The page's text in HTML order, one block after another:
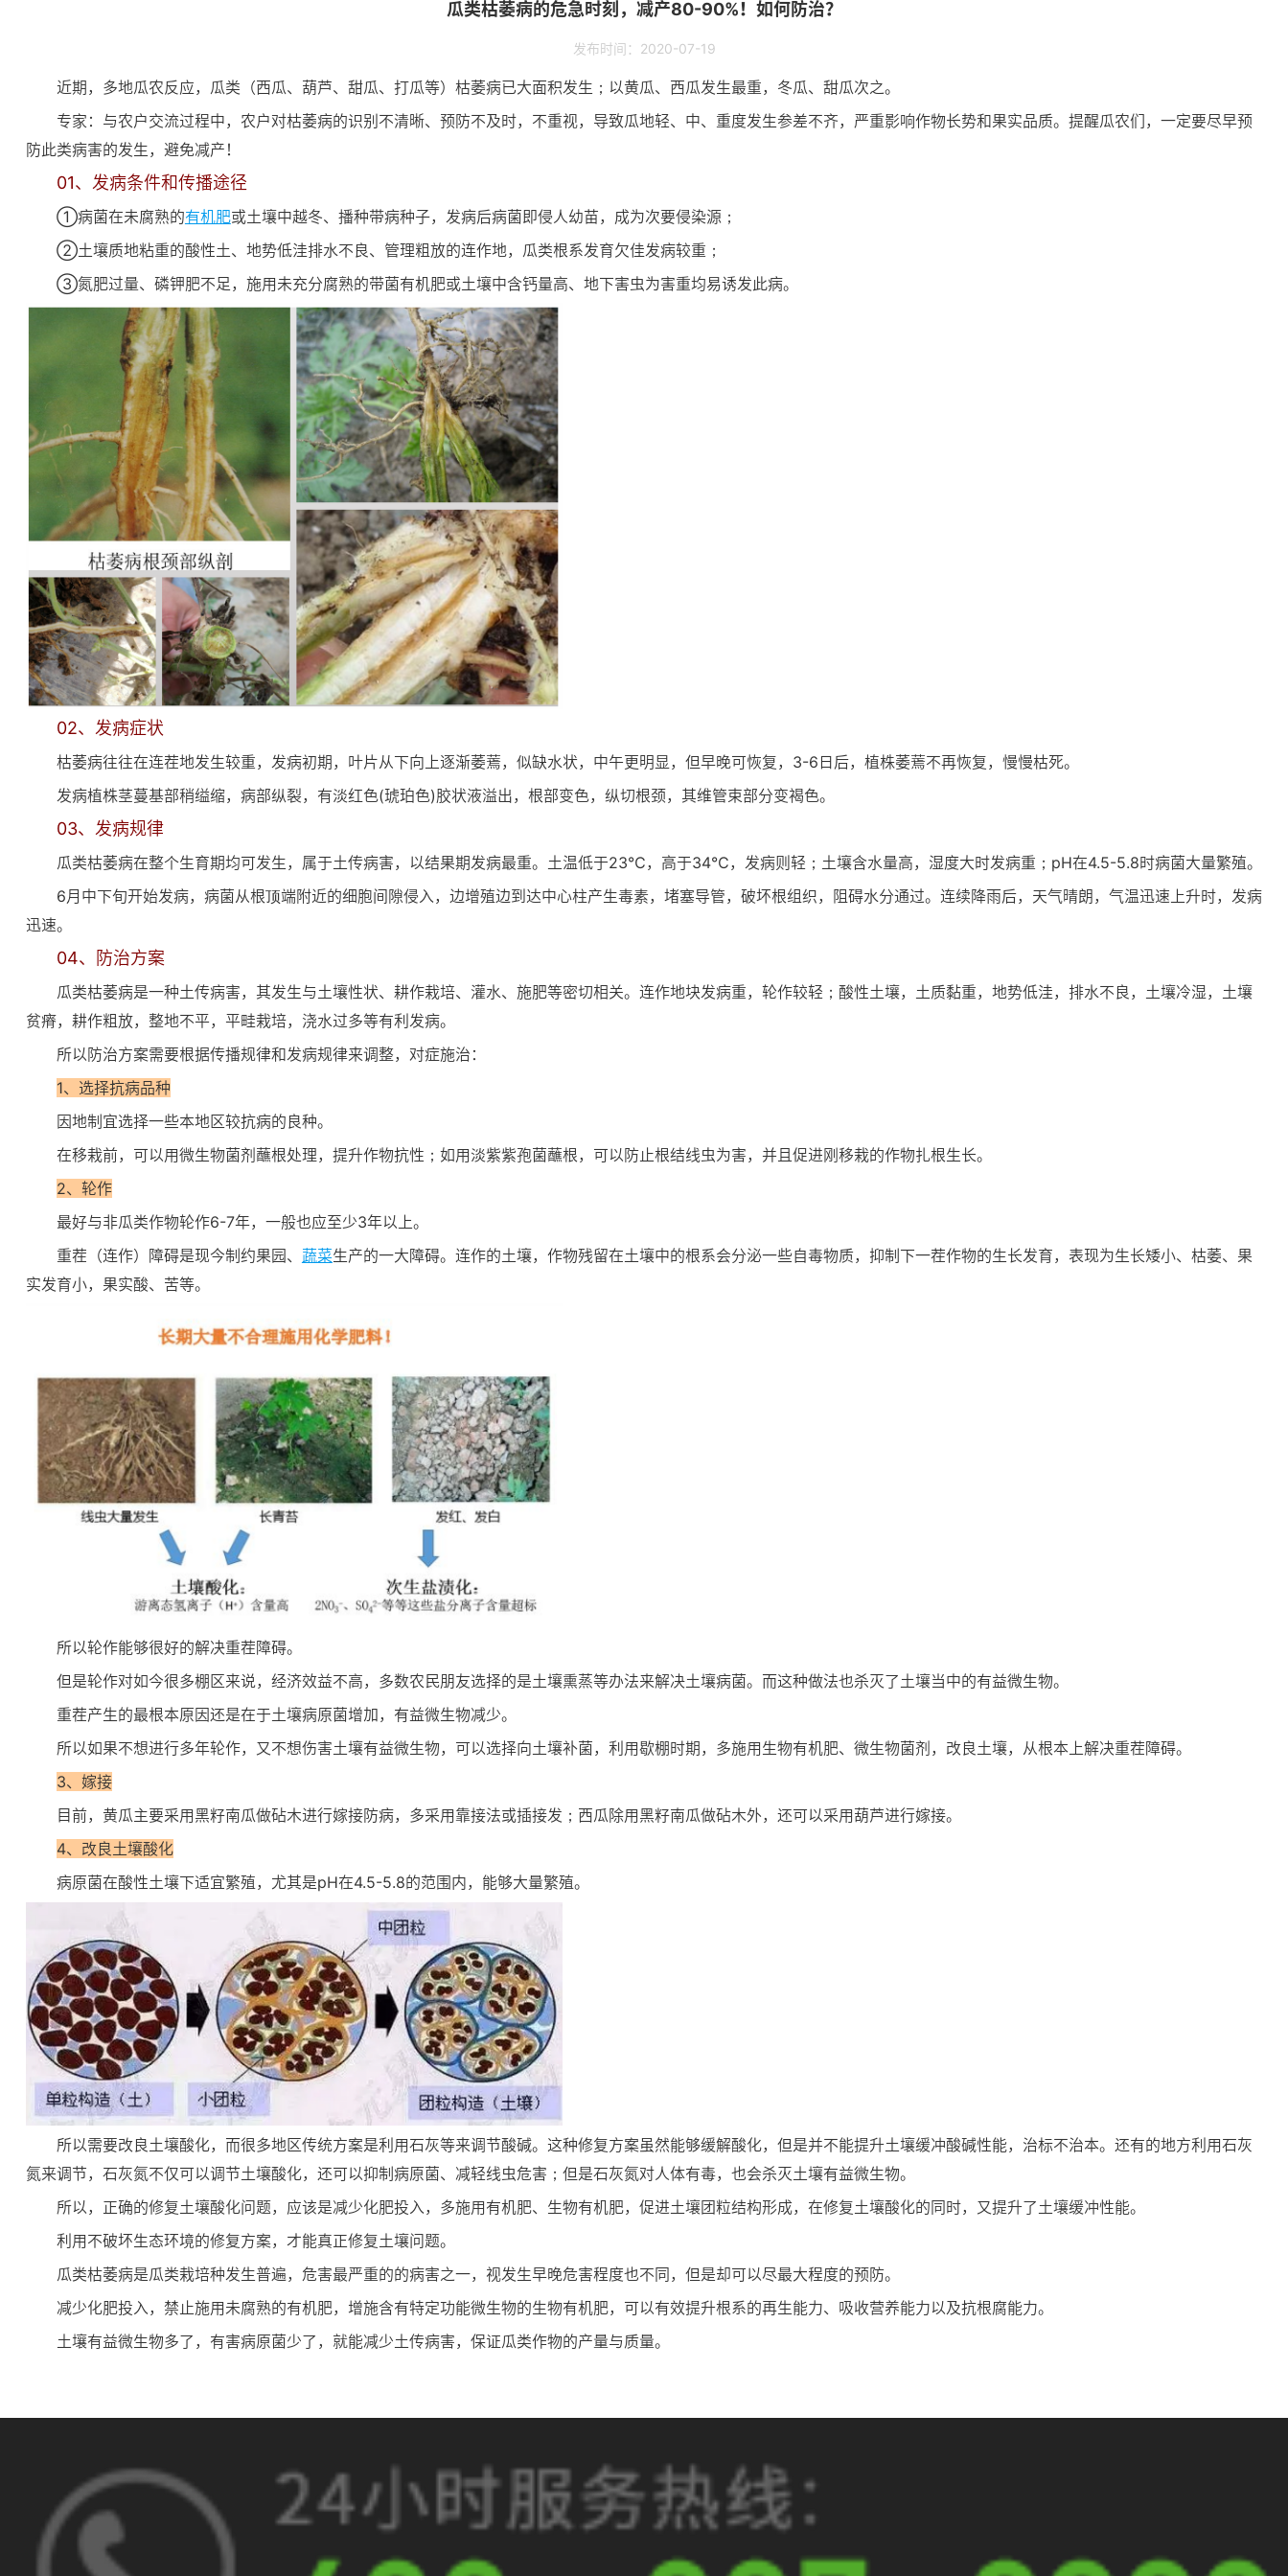
瓜类枯萎病的危急时刻，减产80-90%！如何防治？
发布时间：2020-07-19
近期，多地瓜农反应，瓜类（西瓜、葫芦、甜瓜、打瓜等）枯萎病已大面积发生；以黄瓜、西瓜发生最重，冬瓜、甜瓜次之。
专家：与农户交流过程中，农户对枯萎病的识别不清晰、预防不及时，不重视，导致瓜地轻、中、重度发生参差不齐，严重影响作物长势和果实品质。提醒瓜农们，一定要尽早预
防此类病害的发生，避免减产！
01、发病条件和传播途径
①病菌在未腐熟的有机肥或土壤中越冬、播种带病种子，发病后病菌即侵人幼苗，成为次要侵染源；
②土壤质地粘重的酸性土、地势低洼排水不良、管理粗放的连作地，瓜类根系发育欠佳发病较重；
③氮肥过量、磷钾肥不足，施用未充分腐熟的带菌有机肥或土壤中含钙量高、地下害虫为害重均易诱发此病。
02、发病症状
枯萎病往往在连茬地发生较重，发病初期，叶片从下向上逐渐萎蔫，似缺水状，中午更明显，但早晚可恢复，3-6日后，植株萎蔫不再恢复，慢慢枯死。
发病植株茎蔓基部稍缢缩，病部纵裂，有淡红色(琥珀色)胶状液溢出，根部变色，纵切根颈，其维管束部分变褐色。
03、发病规律
瓜类枯萎病在整个生育期均可发生，属于土传病害，以结果期发病最重。土温低于23℃，高于34℃，发病则轻；土壤含水量高，湿度大时发病重；pH在4.5-5.8时病菌大量繁殖。
6月中下旬开始发病，病菌从根顶端附近的细胞间隙侵入，边增殖边到达中心柱产生毒素，堵塞导管，破坏根组织，阻碍水分通过。连续降雨后，天气晴朗，气温迅速上升时，发病
迅速。
04、防治方案
瓜类枯萎病是一种土传病害，其发生与土壤性状、耕作栽培、灌水、施肥等密切相关。连作地块发病重，轮作较轻；酸性土壤，土质黏重，地势低洼，排水不良，土壤冷湿，土壤
贫瘠，耕作粗放，整地不平，平畦栽培，浇水过多等有利发病。
所以防治方案需要根据传播规律和发病规律来调整，对症施治：
1、选择抗病品种
因地制宜选择一些本地区较抗病的良种。
在移栽前，可以用微生物菌剂蘸根处理，提升作物抗性；如用淡紫紫孢菌蘸根，可以防止根结线虫为害，并且促进刚移栽的作物扎根生长。
2、轮作
最好与非瓜类作物轮作6-7年，一般也应至少3年以上。
重茬（连作）障碍是现今制约果园、 蔬菜生产的一大障碍。连作的土壤，作物残留在土壤中的根系会分泌一些自毒物质，抑制下一茬作物的生长发育，表现为生长矮小、枯萎、果
实发育小，果实酸、苦等。
所以轮作能够很好的解决重茬障碍。
但是轮作对如今很多棚区来说，经济效益不高，多数农民朋友选择的是土壤熏蒸等办法来解决土壤病菌。而这种做法也杀灭了土壤当中的有益微生物。
重茬产生的最根本原因还是在于土壤病原菌增加，有益微生物减少。
所以如果不想进行多年轮作，又不想伤害土壤有益微生物，可以选择向土壤补菌，利用歇棚时期，多施用生物有机肥、微生物菌剂，改良土壤，从根本上解决重茬障碍。
3、嫁接
目前，黄瓜主要采用黑籽南瓜做砧木进行嫁接防病，多采用靠接法或插接发；西瓜除用黑籽南瓜做砧木外，还可以采用葫芦进行嫁接。
4、改良土壤酸化
病原菌在酸性土壤下适宜繁殖，尤其是pH在4.5-5.8的范围内，能够大量繁殖。
所以需要改良土壤酸化，而很多地区传统方案是利用石灰等来调节酸碱。这种修复方案虽然能够缓解酸化，但是并不能提升土壤缓冲酸碱性能，治标不治本。还有的地方利用石灰
氮来调节，石灰氮不仅可以调节土壤酸化，还可以抑制病原菌、减轻线虫危害；但是石灰氮对人体有毒，也会杀灭土壤有益微生物。
所以，正确的修复土壤酸化问题，应该是减少化肥投入，多施用有机肥、生物有机肥，促进土壤团粒结构形成，在修复土壤酸化的同时，又提升了土壤缓冲性能。
利用不破坏生态环境的修复方案，才能真正修复土壤问题。
瓜类枯萎病是瓜类栽培种发生普遍，危害最严重的的病害之一，视发生早晚危害程度也不同，但是却可以尽最大程度的预防。
减少化肥投入，禁止施用未腐熟的有机肥，增施含有特定功能微生物的生物有机肥，可以有效提升根系的再生能力、吸收营养能力以及抗根腐能力。
土壤有益微生物多了，有害病原菌少了，就能减少土传病害，保证瓜类作物的产量与质量。